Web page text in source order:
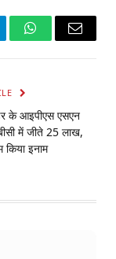
WhatsApp
Email
के आइपीएस एसएन
में जीते 25 लाख,
किया इनाम